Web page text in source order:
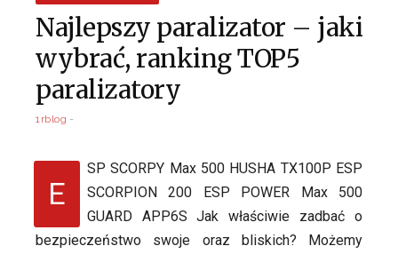
Najlepszy paralizator – jaki
wybrać, ranking TOP5
paralizatory
1rblog
E
SP SCORPY Max 500 HUSHA TX100P ESP
SCORPION 200 ESP POWER Max 500
GUARD APP6S Jak właściwie zadbać o
bezpieczeństwo swoje oraz bliskich? Możemy